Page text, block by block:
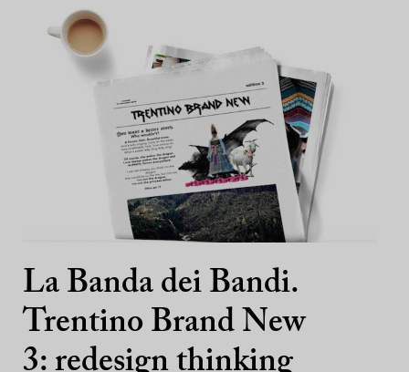
La Banda dei Bandi.
Trentino Brand New
3: redesign thinking